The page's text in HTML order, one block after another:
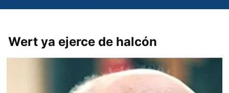
Wert ya ejerce de halcón